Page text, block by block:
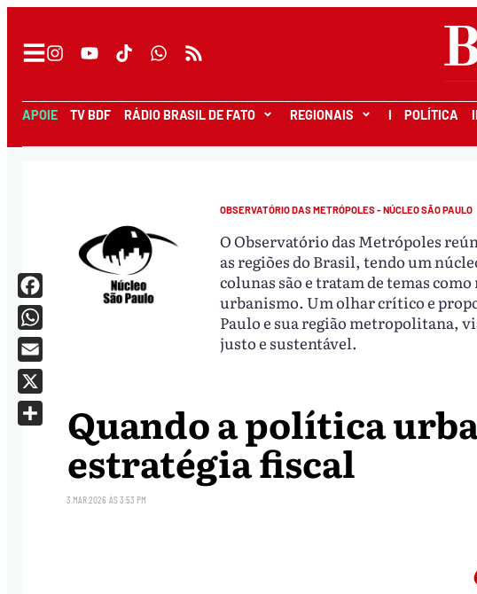
APOIE TV BDF RÁDIO BRASIL DE FATO REGIONAIS I POLÍTICA
OBSERVATÓRIO DAS METRÓPOLES - NÚCLEO SÃO PAULO
O Observatório das Metrópoles
as regiões do Brasil, tendo um
colunas são e tratam de temas
urbanismo. Um olhar crítico e
Paulo e sua região metropolitana,
justo e sustentável.
Quando a política
estratégia fiscal
3.MAR.2026 ÀS 3:53 PM
Facebook
WhatsApp
Email
X